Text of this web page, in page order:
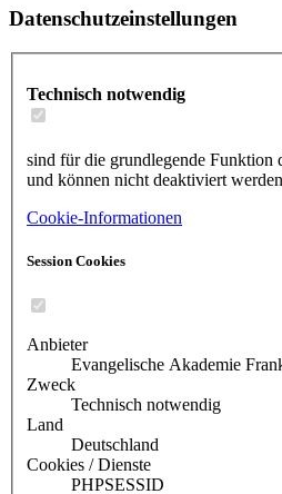
Datenschutzeinstellungen
Technisch notwendig
sind für die grundlegende Funktion
und können nicht deaktiviert
Cookie-Informationen
Session Cookies
Anbieter
Evangelische Akademie
Zweck
Technisch notwendig
Land
Deutschland
Cookies / Dienste
PHPSESSID